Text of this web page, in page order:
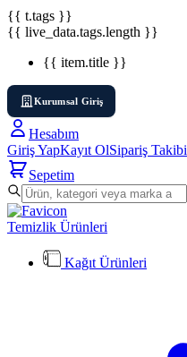
{{ t.tags }}
{{ live_data.tags.length }}
{{ item.title }}
Kurumsal Giriş
Hesabım
Giriş YapKayıt OlSipariş Takibi
Sepetim
Temizlik Ürünleri
Kağıt Ürünleri